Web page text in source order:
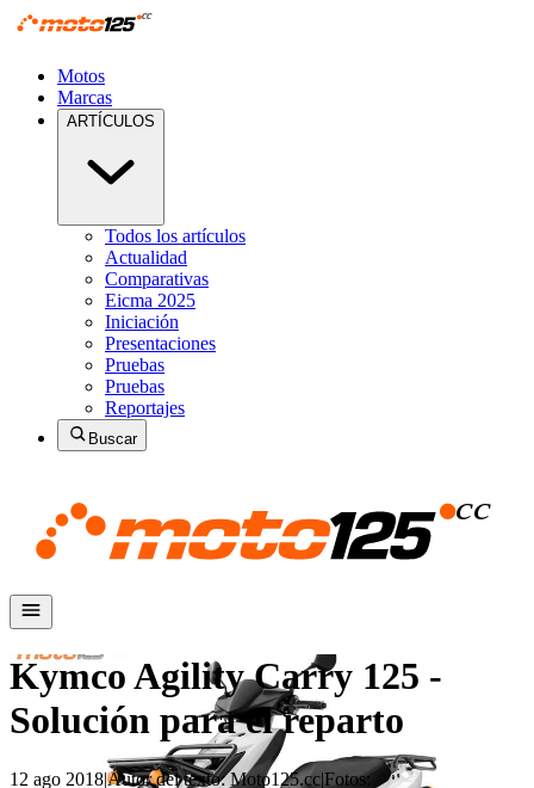
Motos
Marcas
ARTÍCULOS
Todos los artículos
Actualidad
Comparativas
Eicma 2025
Iniciación
Presentaciones
Pruebas
Pruebas
Reportajes
Buscar
Kymco Agility Carry 125 -
Solución para el reparto
12 ago 2018|Autor del texto: Moto125.cc|Fotos: